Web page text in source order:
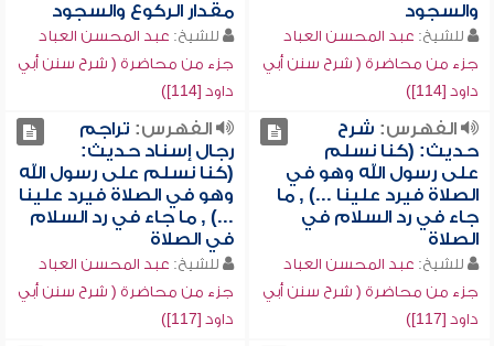
والسجود
للشيخ: عبد المحسن العباد
جزء من محاضرة ( شرح سنن أبي
داود [114])
مقدار الركوع والسجود
للشيخ: عبد المحسن العباد
جزء من محاضرة ( شرح سنن أبي
داود [114])
الفهرس: شرح
حديث: (كنا نسلم
على رسول الله وهو في
الصلاة فيرد علينا ...) , ما
جاء في رد السلام في
الصلاة
للشيخ: عبد المحسن العباد
جزء من محاضرة ( شرح سنن أبي
داود [117])
الفهرس: تراجم
رجال إسناد حديث:
(كنا نسلم على رسول الله
وهو في الصلاة فيرد علينا
...) , ما جاء في رد السلام
في الصلاة
للشيخ: عبد المحسن العباد
جزء من محاضرة ( شرح سنن أبي
داود [117])